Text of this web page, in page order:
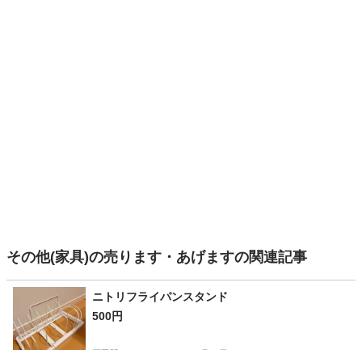
その他(家具)の売ります・あげますの関連記事
ニトリフライパンスタンド
500円